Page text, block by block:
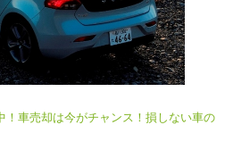
！車売却は今がチャンス！損しない車の